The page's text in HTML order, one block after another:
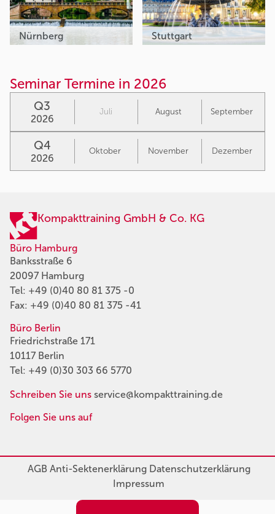
Nürnberg Stuttgart
Seminar Termine in 2026
Q3
2026
Juli August September
Q4
2026
Oktober November Dezember
Kompakttraining GmbH & Co. KG
Büro Hamburg
Banksstraße 6
20097 Hamburg
Tel: +49 (0)40 80 81 375 -0
Fax: +49 (0)40 80 81 375 -41
Büro Berlin
Friedrichstraße 171
10117 Berlin
Tel: +49 (0)30 303 66 5770
Schreiben Sie uns service@kompakttraining.de
Folgen Sie uns auf
AGBAnti-SektenerklärungDatenschutzerklärung
Impressum